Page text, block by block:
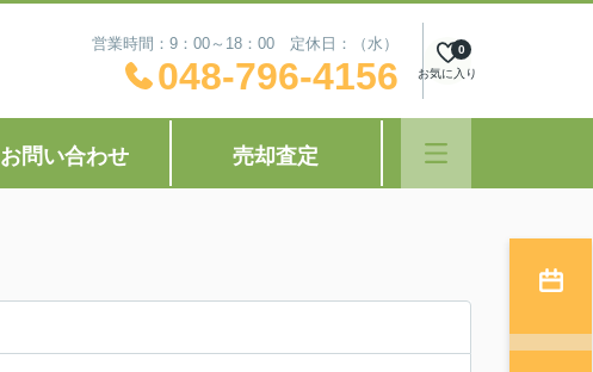
営業時間：9：00～18：00 定休日：（水）
048-796-4156 お気に入り
0
お問い合わせ 売却査定